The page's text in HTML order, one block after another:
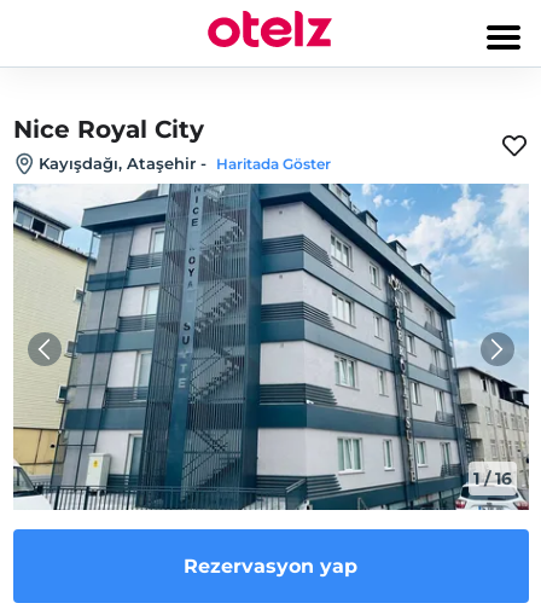
Nice Royal City
Kayışdağı, Ataşehir - Haritada Göster
1/16
Rezervasyon yap